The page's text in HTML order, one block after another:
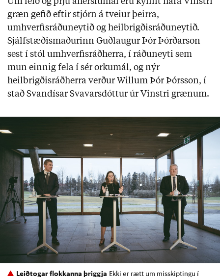
græn gefið eftir stjórn á tveiur þeirra,
umhverfisráðuneytið og heilbrigðisráðuneytið.
Sjálfstæðismaðurinn Guðlaugur Þór Þórðarson
sest í stól umhverfisráðherra, í ráðuneyti sem
mun einnig fela í sér orkumál, og nýr
heilbrigðisráðherra verður Willum Þór Þórsson, í
stað Svandísar Svavarsdóttur úr Vinstri grænum.
Leiðtogar flokkanna þriggja Ekki er rætt um misskiptingu í